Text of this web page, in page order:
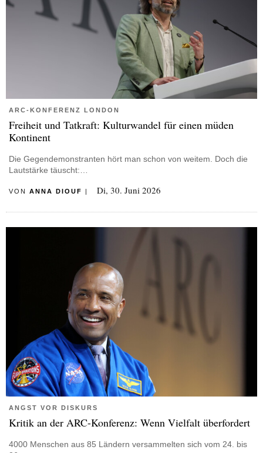
ARC-KONFERENZ LONDON
Freiheit und Tatkraft: Kulturwandel für einen müden
Kontinent
Die Gegendemonstranten hört man schon von weitem. Doch die
Lautstärke täuscht:…
VON ANNA DIOUF | Di, 30. Juni 2026
ANGST VOR DISKURS
Kritik an der ARC-Konferenz: Wenn Vielfalt überfordert
4000 Menschen aus 85 Ländern versammelten sich vom 24. bis